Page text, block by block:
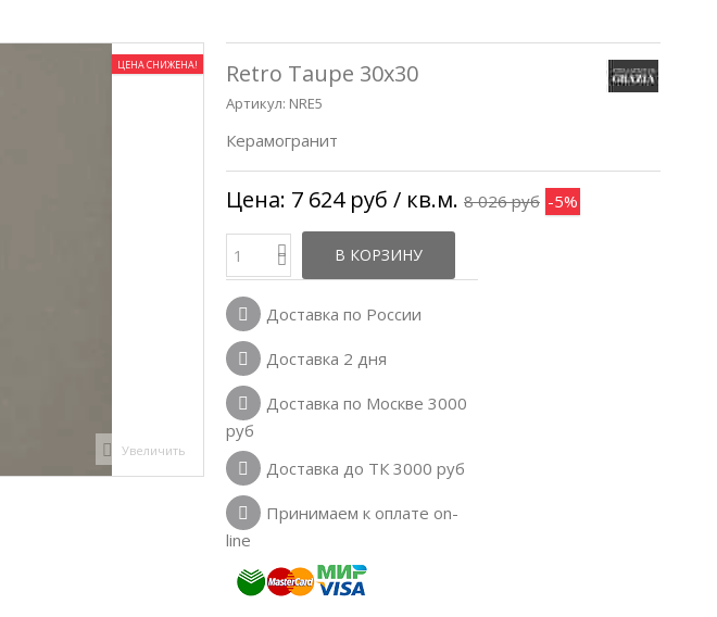
ЦЕНА СНИЖЕНА!
Увеличить
Retro Taupe 30x30
Артикул: NRE5
Керамогранит
Цена: 7 624 руб / кв.м. 8 026 руб -5%
В КОРЗИНУ
Доставка по России
Доставка 2 дня
Доставка по Москве 3000
руб
Доставка до ТК 3000 руб
Принимаем к оплате on-
line